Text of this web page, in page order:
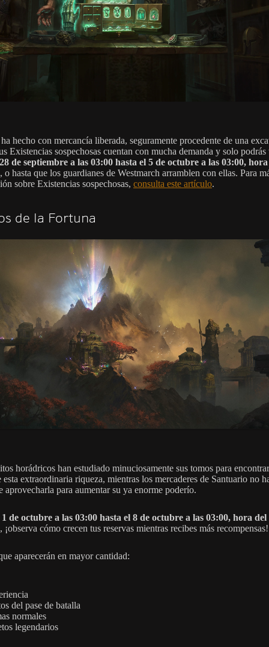
hecho con mercancía liberada, seguramente procedente de una
Existencias sospechosas cuentan con mucha demanda y solo podrás
28 de septiembre a las 03:00 hasta el 5 de octubre a las 03:00,
, o hasta que los guardianes de Westmarch arramblen con ellas. Para
sobre Existencias sospechosas, consulta este artículo.
de la Fortuna
horádricos han estudiado minuciosamente sus tomos para
esta extraordinaria riqueza, mientras los mercaderes de Santuario no
aprovecharla para aumentar su ya enorme poderío.
1 de octubre a las 03:00 hasta el 8 de octubre a las 03:00, hora del
, ¡observa cómo crecen tus reservas mientras recibes más recompensas!
aparecerán en mayor cantidad:
del pase de batalla
normales
legendarios